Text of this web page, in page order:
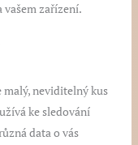
vašem zařízení.
malý, neviditelný kus
ke sledování
data o vás